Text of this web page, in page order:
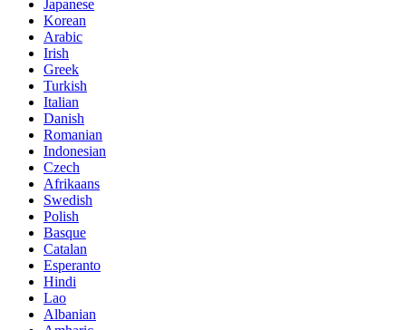
Japanese
Korean
Arabic
Irish
Greek
Turkish
Italian
Danish
Romanian
Indonesian
Czech
Afrikaans
Swedish
Polish
Basque
Catalan
Esperanto
Hindi
Lao
Albanian